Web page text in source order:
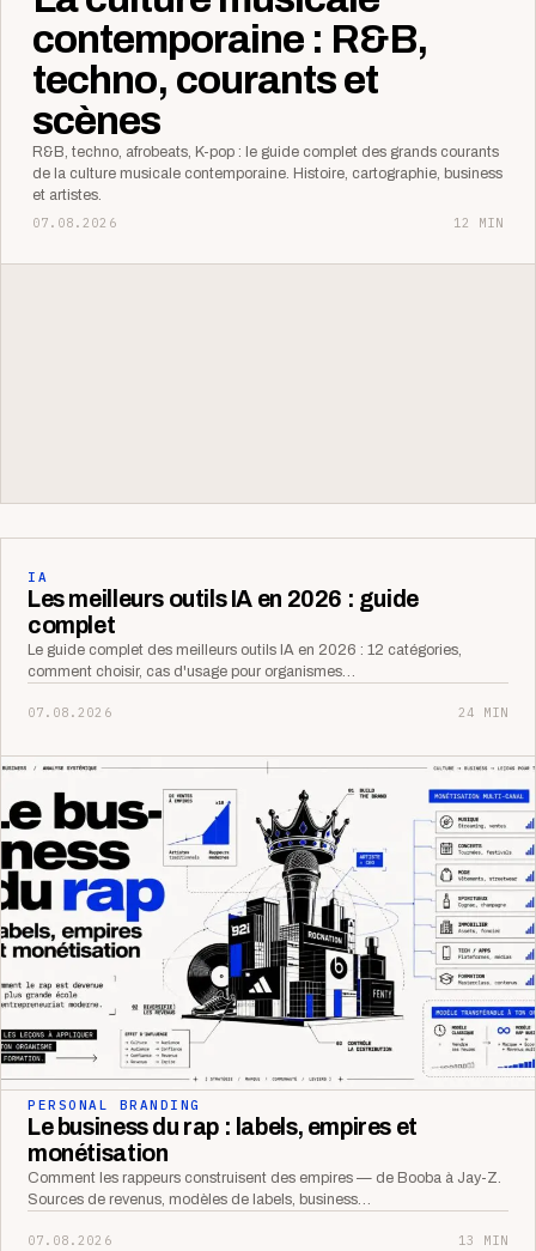
contemporaine : R&B,
techno, courants et
scènes
R&B, techno, afrobeats, K-pop : le guide complet des grands courants
de la culture musicale contemporaine. Histoire, cartographie, business
et artistes.
07.08.2026
12 MIN
IA
Les meilleurs outils IA en 2026 : guide
complet
Le guide complet des meilleurs outils IA en 2026 : 12 catégories,
comment choisir, cas d'usage pour organismes…
07.08.2026 24 MIN
PERSONAL BRANDING
Le business du rap : labels, empires et
monétisation
Comment les rappeurs construisent des empires — de Booba à Jay-Z.
Sources de revenus, modèles de labels, business…
07.08.2026 13 MIN